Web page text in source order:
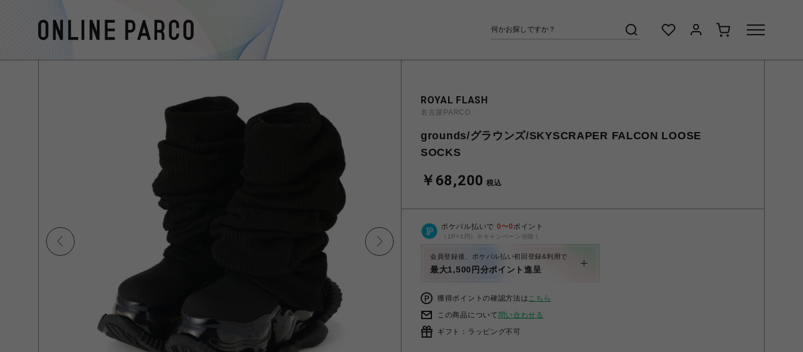
ROYAL FLASH
名古屋PARCO
grounds/グラウンズ/SKYSCRAPER FALCON LOOSE
SOCKS
￥68,200 税込
ポケパル払いで 0〜0ポイント
（1P=1円）※キャンペーン分除く
会員登録後、ポケパル払い初回登録&利用で
最大1,500円分ポイント進呈
獲得ポイントの確認方法はこちら
この商品について 問い合わせる
ギフト：ラッピング不可